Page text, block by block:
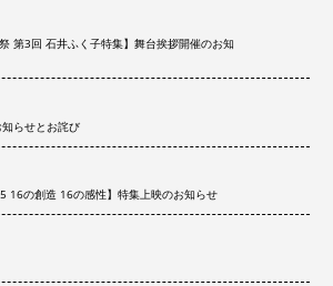
第3回 石井ふく子特集】舞台挨拶開催のお知
知らせとお詫び
16の創造 16の感性】特集上映のお知らせ